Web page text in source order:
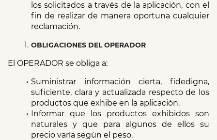
los solicitados a través de la aplicación, con el
fin de realizar de manera oportuna cualquier
reclamación.
OBLIGACIONES DEL OPERADOR
El OPERADOR se obliga a:
Suministrar información cierta, fidedigna,
suficiente, clara y actualizada respecto de los
productos que exhibe en la aplicación.
Informar que los productos exhibidos son
naturales y que para algunos de ellos su
precio varía según el peso.